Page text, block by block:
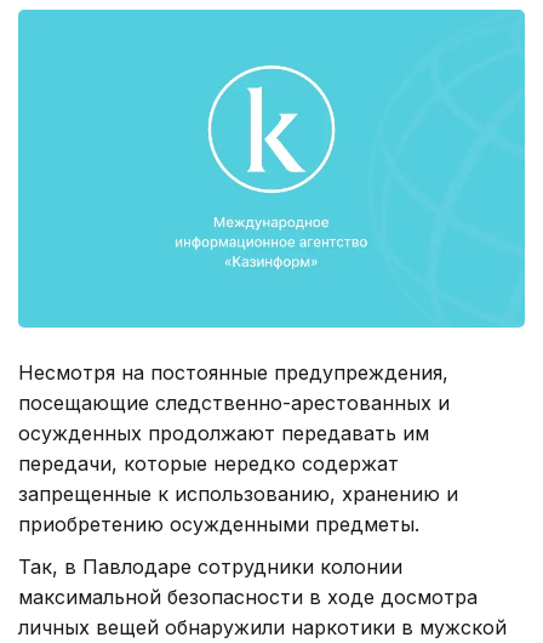
Несмотря на постоянные предупреждения,
посещающие следственно-арестованных и
осужденных продолжают передавать им
передачи, которые нередко содержат
запрещенные к использованию, хранению и
приобретению осужденными предметы.
Так, в Павлодаре сотрудники колонии
максимальной безопасности в ходе досмотра
личных вещей обнаружили наркотики в мужской